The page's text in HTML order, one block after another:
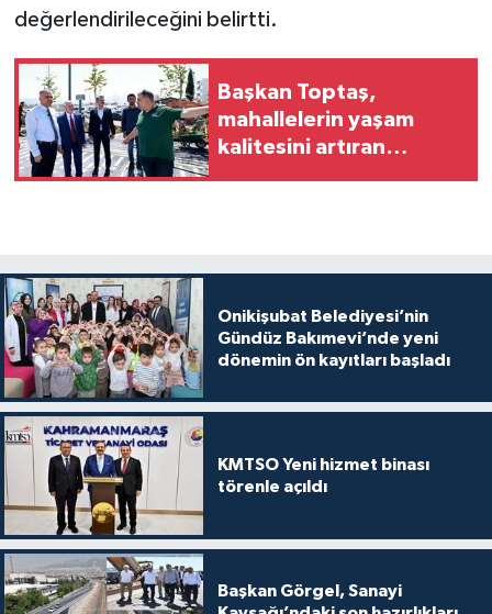
değerlendirileceğini belirtti.
Başkan Toptaş,
mahallelerin yaşam
kalitesini artıran
Onikişubat Belediyesi’nin
Gündüz Bakımevi’nde yeni
dönemin ön kayıtları başladı
KMTSO Yeni hizmet binası
törenle açıldı
Başkan Görgel, Sanayi